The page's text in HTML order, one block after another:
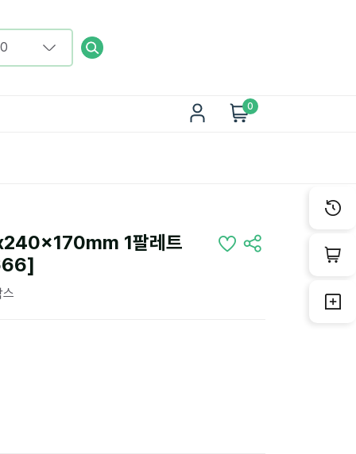
0
1팔레트